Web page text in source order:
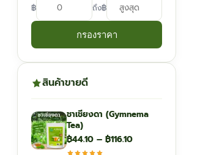
฿ ถึง฿
กรองราคา
สินค้าขายดี
ชาเชียงดา (Gymnema
Tea)
฿44.10 – ฿116.10Price